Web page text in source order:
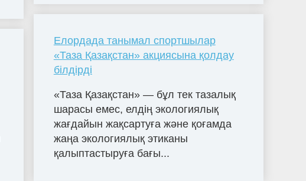
Елордада танымал спортшылар
«Таза Қазақстан» акциясына қолдау
білдірді
«Таза Қазақстан» — бұл тек тазалық
шарасы емес, елдің экологиялық
жағдайын жақсартуға және қоғамда
жаңа экологиялық этиканы
қалыптастыруға бағы...